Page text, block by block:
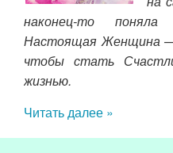
наконец-то
Настоящая Женщина
чтобы стать
жизнью.
Читать далее »